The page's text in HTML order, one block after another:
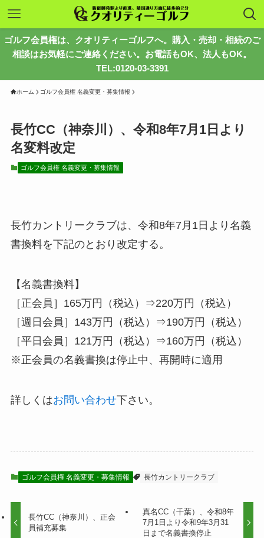
ゴルフ会員権は、クオリティーゴルフへ。購入・売却・相続のご
相談はお気軽にご連絡ください。お電話もOK、法人もOK。
TEL:0120-03-3391
ホーム ゴルフ会員権 名義変更・募集情報
長竹CC（神奈川）、令和8年7月1日より
名変料改定
ゴルフ会員権 名義変更・募集情報
長竹カントリークラブは、令和8年7月1日より名義
書換料を下記のとおり改定する。
【名義書換料】
［正会員］165万円（税込）⇒220万円（税込）
［週日会員］143万円（税込）⇒190万円（税込）
［平日会員］121万円（税込）⇒160万円（税込）
※正会員の名義書換は停止中、再開時に適用
詳しくはお問い合わせ下さい。
ゴルフ会員権 名義変更・募集情報 長竹カントリークラブ
長竹CC（神奈川）、正会
員補充募集
真名CC（千葉）、令和8年
7月1日より令和9年3月31
日まで名義書換停止